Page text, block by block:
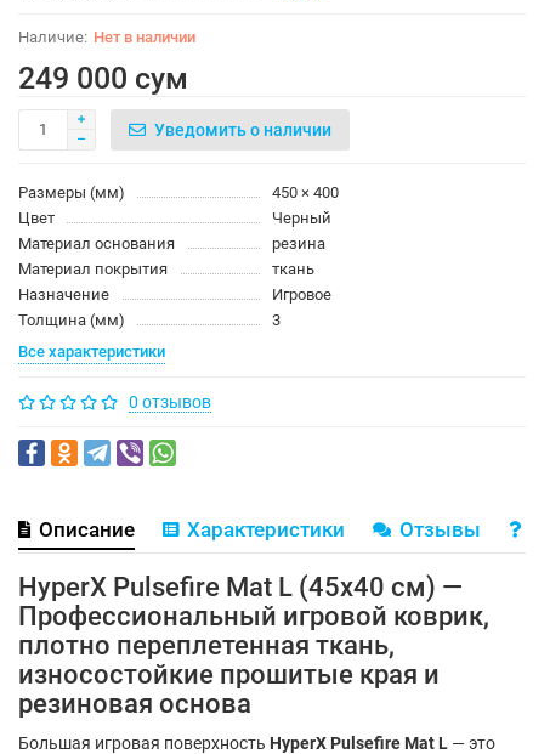
Нет в наличии
249 000 сум
Уведомить о наличии
Размеры (мм)
450 × 400
Цвет
Черный
Материал основания
резина
Материал покрытия
ткань
Назначение
Игровое
Толщина (мм)
3
Все характеристики
0 отзывов
Описание Характеристики Отзывы
HyperX Pulsefire Mat L (45x40 см) —
Профессиональный игровой коврик,
плотно переплетенная ткань,
износостойкие прошитые края и
резиновая основа
Большая игровая поверхность HyperX Pulsefire Mat L — это